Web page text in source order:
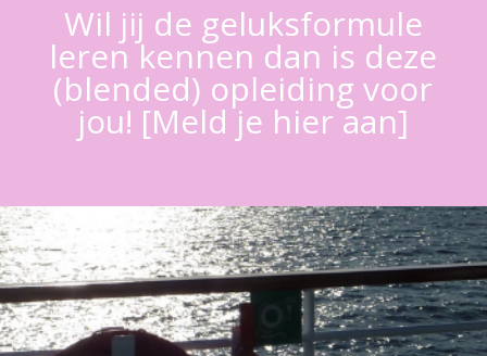
Wil jij de geluksformule
leren kennen dan is deze
(blended) opleiding voor
jou! [Meld je hier aan]